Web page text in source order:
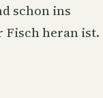
schon ins
Fisch heran ist.